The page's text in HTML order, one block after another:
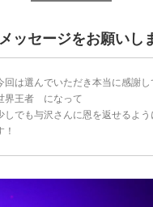
ッセージをお願いし
回は選んでいただき本当に感謝し
界王者 になって
しでも与沢さんに恩を返せるよう
！